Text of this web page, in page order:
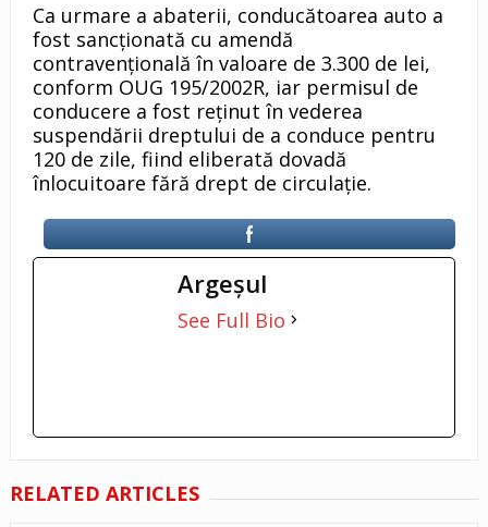
Ca urmare a abaterii, conducătoarea auto a
fost sancționată cu amendă
contravențională în valoare de 3.300 de lei,
conform OUG 195/2002R, iar permisul de
conducere a fost reținut în vederea
suspendării dreptului de a conduce pentru
120 de zile, fiind eliberată dovadă
înlocuitoare fără drept de circulație.
Argeşul
See Full Bio
RELATED ARTICLES